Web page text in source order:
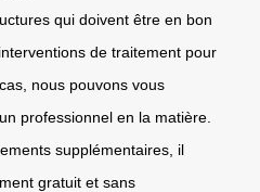
qui doivent être en bon
de traitement pour
nous pouvons vous
professionnel en la matière.
supplémentaires, il
gratuit et sans